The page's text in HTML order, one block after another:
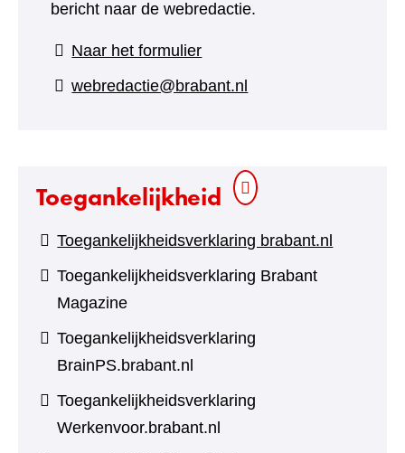
bericht naar de webredactie.
Naar het formulier(verwijst
naar
webredactie@brabant.nl
Toegankelijkheid
Toegankelijkheidsverklaring brabant.nl
Toegankelijkheidsverklaring Brabant
Magazine
Toegankelijkheidsverklaring
BrainPS.brabant.nl
Toegankelijkheidsverklaring
Werkenvoor.brabant.nl